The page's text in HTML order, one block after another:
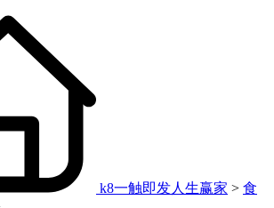
k8一触即发人生赢家 > 食